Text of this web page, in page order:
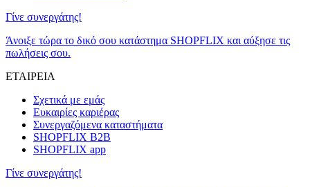
Γίνε συνεργάτης!
Άνοιξε τώρα το δικό σου κατάστημα SHOPFLIX και αύξησε τις
πωλήσεις σου.
ΕΤΑΙΡΕΙΑ
Σχετικά με εμάς
Ευκαιρίες καριέρας
Συνεργαζόμενα καταστήματα
SHOPFLIX B2B
SHOPFLIX app
Γίνε συνεργάτης!